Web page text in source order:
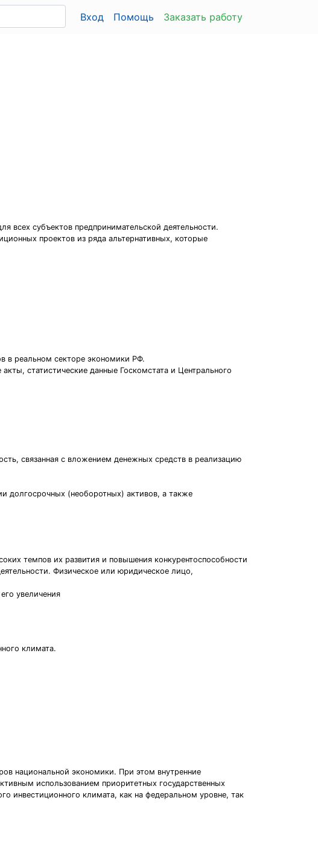
Вход Помощь Заказать работу
всех субъектов предпринимательской деятельности.
проектов из ряда альтернативных, которые
в реальном секторе экономики РФ.
статистические данные Госкомстата и Центрального
связанная с вложением денежных средств в реализацию
долгосрочных (необоротных) активов, а также
темпов их развития и повышения конкурентоспособности
Физическое или юридическое лицо,
увеличения
климата.
национальной экономики. При этом внутренние
использованием приоритетных государственных
инвестиционного климата, как на федеральном уровне, так